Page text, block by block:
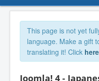
This page is not yet
language. Make a gift
translating it! Click here
Joomla! 4 -